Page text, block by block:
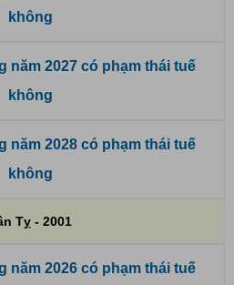
không
năm 2027 có phạm thái tuế
không
năm 2028 có phạm thái tuế
không
Tỵ - 2001
năm 2026 có phạm thái tuế